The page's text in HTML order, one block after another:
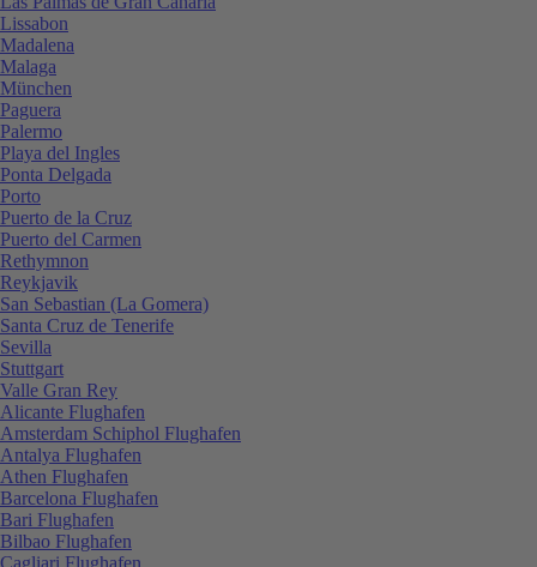
Lissabon
Madalena
Malaga
München
Paguera
Palermo
Playa del Ingles
Ponta Delgada
Porto
Puerto de la Cruz
Puerto del Carmen
Rethymnon
Reykjavik
San Sebastian (La Gomera)
Santa Cruz de Tenerife
Sevilla
Stuttgart
Valle Gran Rey
Alicante Flughafen
Amsterdam Schiphol Flughafen
Antalya Flughafen
Athen Flughafen
Barcelona Flughafen
Bari Flughafen
Bilbao Flughafen
Cagliari Flughafen